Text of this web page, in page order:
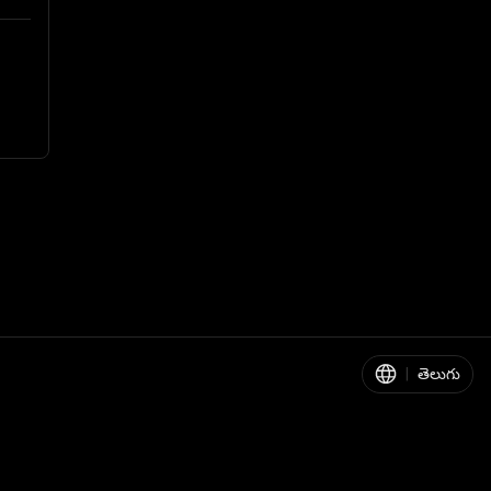
| తెలుగు